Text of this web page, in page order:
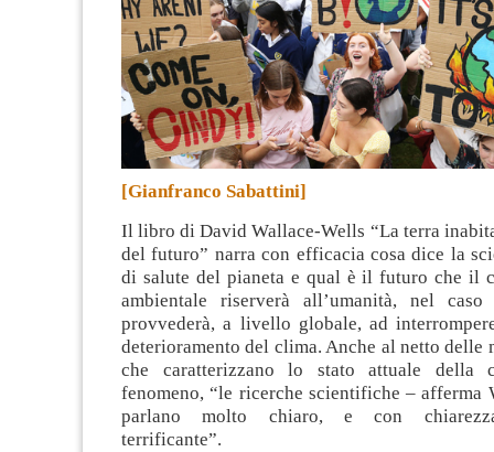
[Gianfranco Sabattini]
Il libro di David Wallace-Wells “La terra
del futuro” narra con efficacia cosa dice la
di salute del pianeta e qual è il futuro che il
ambientale riserverà all’umanità, nel
provvederà, a livello globale, ad
deterioramento del clima. Anche al netto delle
che caratterizzano lo stato attuale della
fenomeno, “le ricerche scientifiche – afferma
parlano molto chiaro, e con
terrificante”.